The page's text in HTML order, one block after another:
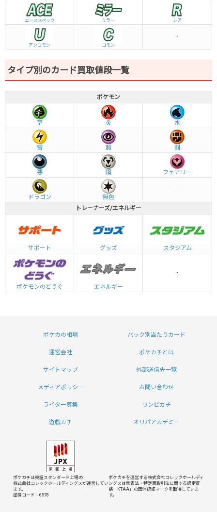
エーススペック ミラー レア
アンコモン コモン
-
タイプ別のカード買取値段一覧
ポケモン
草 炎 水
雷 超 闘
悪 鋼 フェアリー
ドラゴン 無色
-
トレーナーズ/エネルギー
サポート グッズ スタジアム
ポケモンのどうぐ エネルギー
-
ポケカの相場 パック別当たりカード
運営会社 ポケカチとは
サイトマップ 外部送信先一覧
メディアポリシー お問い合わせ
ライター募集 ワンピカチ
遊戯カチ オリパアカデミー
ポケカチは東証スタンダード上場の
株式会社コレックホールディングスが運営してい
ます。
証券コード：6578
ポケカチを運営する株式会社コレックホールディ
ングスは景表法・特定商取引法に関する認定資
格「KTAA」の団体認証マークを取得していま
す。